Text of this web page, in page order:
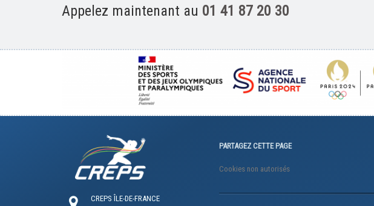
Appelez maintenant au 01 41 87 20 30
CREPS ÎLE-DE-FRANCE
PARTAGEZ CETTE PAGE
Cookies non autorisés